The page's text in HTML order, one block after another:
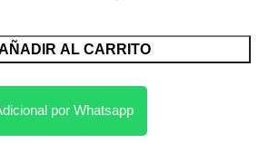
AL CARRITO
por Whatsapp